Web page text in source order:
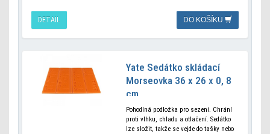
DETAIL DO KOŠÍKU
Yate Sedátko skládací
Morseovka 36 x 26 x 0, 8
cm
Pohodlná podložka pro sezení. Chrání
proti vlhku, chladu a otlačení. Sedátko
lze složit, takže se vejde do tašky nebo